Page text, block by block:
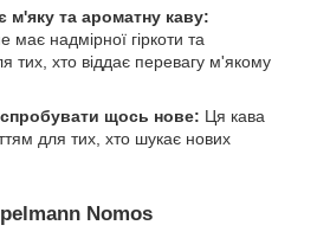
м'яку та ароматну каву:
надмірної гіркоти та
тих, хто віддає перевагу м'якому
щось нове: Ця кава
для тих, хто шукає нових
Nomos